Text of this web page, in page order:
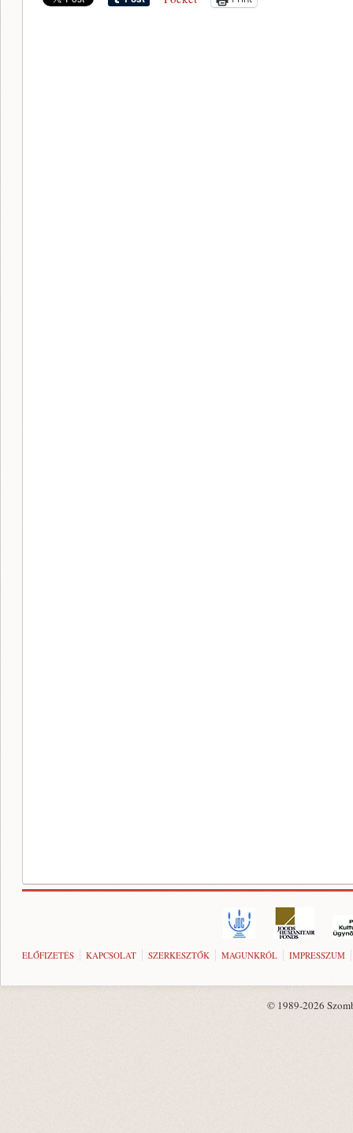
ELŐFIZETÉS KAPCSOLAT SZERKESZTŐK MAGUNKRÓL IMPRESSZUM
© 1989-2026